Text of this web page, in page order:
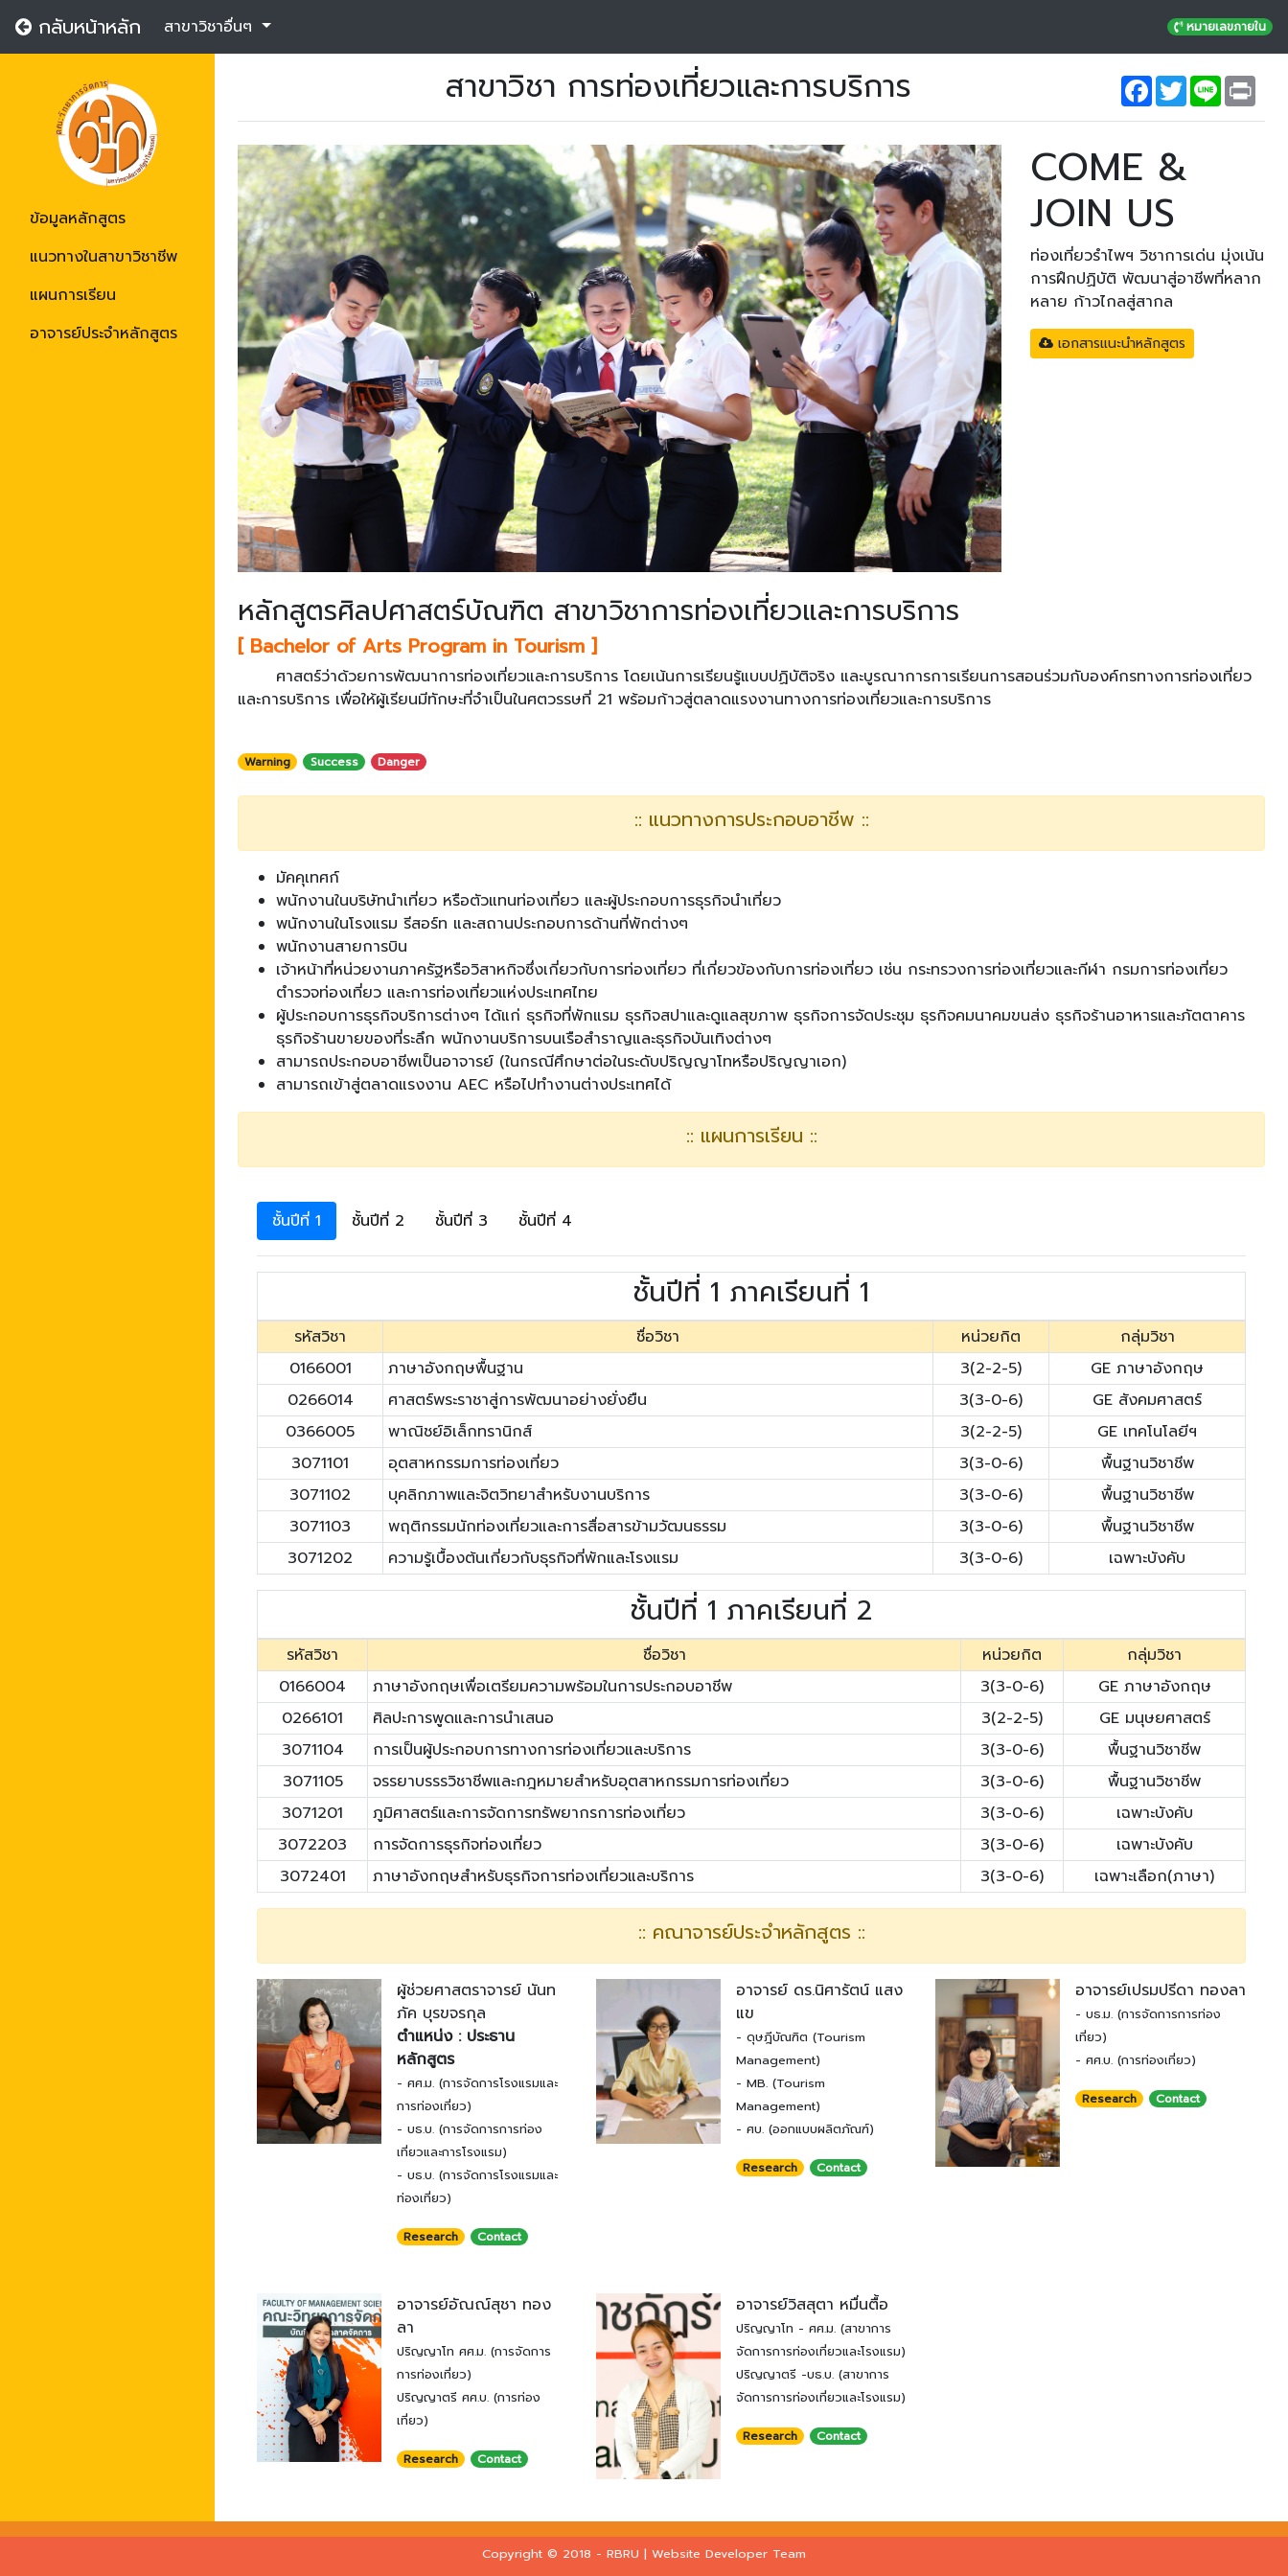
กลับหน้าหลัก สาขาวิชาอื่นๆ หมายเลขภายใน
ข้อมูลหลักสูตร
แนวทางในสาขาวิชาชีพ
แผนการเรียน
อาจารย์ประจำหลักสูตร
สาขาวิชา การท่องเที่ยวและการบริการ Facebook
TwitterLine
Previous Next
COME &
JOIN US
ท่องเที่ยวรำไพฯ วิชาการเด่น มุ่งเน้น
การฝึกปฏิบัติ พัฒนาสู่อาชีพที่หลาก
หลาย ก้าวไกลสู่สากล
เอกสารแนะนำหลักสูตร
หลักสูตรศิลปศาสตร์บัณฑิต สาขาวิชาการท่องเที่ยวและการบริการ
[ Bachelor of Arts Program in Tourism ]
ศาสตร์ว่าด้วยการพัฒนาการท่องเที่ยวและการบริการ โดยเน้นการเรียนรู้แบบปฏิบัติจริง และบูรณาการการเรียนการสอนร่วมกับองค์กรทางการท่องเที่ยว
และการบริการ เพื่อให้ผู้เรียนมีทักษะที่จำเป็นในศตวรรษที่ 21 พร้อมก้าวสู่ตลาดแรงงานทางการท่องเที่ยวและการบริการ
Warning Success Danger
:: แนวทางการประกอบอาชีพ ::
มัคคุเทศก์
พนักงานในบริษัทนำเที่ยว หรือตัวแทนท่องเที่ยว และผู้ประกอบการธุรกิจนำเที่ยว
พนักงานในโรงแรม รีสอร์ท และสถานประกอบการด้านที่พักต่างๆ
พนักงานสายการบิน
เจ้าหน้าที่หน่วยงานภาครัฐหรือวิสาหกิจซึ่งเกี่ยวกับการท่องเที่ยว ที่เกี่ยวข้องกับการท่องเที่ยว เช่น กระทรวงการท่องเที่ยวและกีฬา กรมการท่องเที่ยว
ตำรวจท่องเที่ยว และการท่องเที่ยวแห่งประเทศไทย
ผู้ประกอบการธุรกิจบริการต่างๆ ได้แก่ ธุรกิจที่พักแรม ธุรกิจสปาและดูแลสุขภาพ ธุรกิจการจัดประชุม ธุรกิจคมนาคมขนส่ง ธุรกิจร้านอาหารและภัตตาคาร
ธุรกิจร้านขายของที่ระลึก พนักงานบริการบนเรือสำราญและธุรกิจบันเทิงต่างๆ
สามารถประกอบอาชีพเป็นอาจารย์ (ในกรณีศึกษาต่อในระดับปริญญาโทหรือปริญญาเอก)
สามารถเข้าสู่ตลาดแรงงาน AEC หรือไปทำงานต่างประเทศได้
:: แผนการเรียน ::
ชั้นปีที่ 1 ชั้นปีที่ 2 ชั้นปีที่ 3 ชั้นปีที่ 4
ชั้นปีที่ 1 ภาคเรียนที่ 1
รหัสวิชา ชื่อวิชา หน่วยกิต
กลุ่มวิชา
0166001
ภาษาอังกฤษพื้นฐาน 3(2-2-5)
GE ภาษาอังกฤษ
0266014
ศาสตร์พระราชาสู่การพัฒนาอย่างยั่งยืน 3(3-0-6)
GE สังคมศาสตร์
0366005
พาณิชย์อิเล็กทรานิกส์ 3(2-2-5)
GE เทคโนโลยีฯ
3071101
อุตสาหกรรมการท่องเที่ยว 3(3-0-6)
พื้นฐานวิชาชีพ
3071102
บุคลิกภาพและจิตวิทยาสำหรับงานบริการ 3(3-0-6)
พื้นฐานวิชาชีพ
3071103
พฤติกรรมนักท่องเที่ยวและการสื่อสารข้ามวัฒนธรรม 3(3-0-6)
พื้นฐานวิชาชีพ
3071202
ความรู้เบื้องต้นเกี่ยวกับธุรกิจที่พักและโรงแรม 3(3-0-6) เฉพาะบังคับ
ชั้นปีที่ 1 ภาคเรียนที่ 2
รหัสวิชา ชื่อวิชา หน่วยกิต
กลุ่มวิชา
0166004
ภาษาอังกฤษเพื่อเตรียมความพร้อมในการประกอบอาชีพ 3(3-0-6)
GE ภาษาอังกฤษ
0266101
ศิลปะการพูดและการนำเสนอ 3(2-2-5)
GE มนุษยศาสตร์
3071104
การเป็นผู้ประกอบการทางการท่องเที่ยวและบริการ 3(3-0-6)
พื้นฐานวิชาชีพ
3071105
จรรยาบรรรวิชาชีพและกฎหมายสำหรับอุตสาหกรรมการท่องเที่ยว 3(3-0-6)
พื้นฐานวิชาชีพ
3071201
ภูมิศาสตร์และการจัดการทรัพยากรการท่องเที่ยว 3(3-0-6)
เฉพาะบังคับ
3072203
การจัดการธุรกิจท่องเที่ยว 3(3-0-6)
เฉพาะบังคับ
3072401
ภาษาอังกฤษสำหรับธุรกิจการท่องเที่ยวและบริการ 3(3-0-6) เฉพาะเลือก(ภาษา)
:: คณาจารย์ประจำหลักสูตร ::
ผู้ช่วยศาสตราจารย์ นันท
ภัค บุรขจรกุล
ตำแหน่ง : ประธาน
หลักสูตร
- ศศ.ม. (การจัดการโรงแรมและ
การท่องเที่ยว)
- บธ.บ. (การจัดการการท่อง
เที่ยวและการโรงแรม)
- บธ.บ. (การจัดการโรงแรมและ
ท่องเที่ยว)
Research Contact
อาจารย์ ดร.นิศารัตน์ แสง
แข
- ดุษฎีบัณฑิต (Tourism
Management)
- MB. (Tourism
Management)
- ศบ. (ออกแบบผลิตภัณฑ์)
Research Contact
อาจารย์เปรมปรีดา ทองลา
- บธ.ม. (การจัดการการท่อง
เที่ยว)
- ศศ.บ. (การท่องเที่ยว)
Research Contact
อาจารย์อัณณ์สุชา ทอง
ลา
ปริญญาโท ศศ.ม. (การจัดการ
การท่องเที่ยว)
ปริญญาตรี ศศ.บ. (การท่อง
เที่ยว)
Research Contact
อาจารย์วิสสุตา หมื่นตื้อ
ปริญญาโท - ศศ.ม. (สาขาการ
จัดการการท่องเที่ยวและโรงแรม)
ปริญญาตรี -บธ.บ. (สาขาการ
จัดการการท่องเที่ยวและโรงแรม)
Research Contact
Copyright © 2018 - RBRU | Website Developer Team